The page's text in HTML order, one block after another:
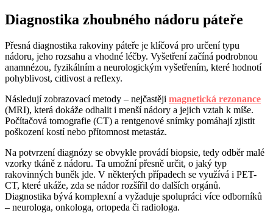
Diagnostika zhoubného nádoru páteře
Přesná diagnostika rakoviny páteře je klíčová pro určení typu
nádoru, jeho rozsahu a vhodné léčby. Vyšetření začíná podrobnou
anamnézou, fyzikálním a neurologickým vyšetřením, které hodnotí
pohyblivost, citlivost a reflexy.
Následují zobrazovací metody – nejčastěji magnetická rezonance
(MRI), která dokáže odhalit i menší nádory a jejich vztah k míše.
Počítačová tomografie (CT) a rentgenové snímky pomáhají zjistit
poškození kostí nebo přítomnost metastáz.
Na potvrzení diagnózy se obvykle provádí biopsie, tedy odběr malé
vzorky tkáně z nádoru. Ta umožní přesně určit, o jaký typ
rakovinných buněk jde. V některých případech se využívá i PET-
CT, které ukáže, zda se nádor rozšířil do dalších orgánů.
Diagnostika bývá komplexní a vyžaduje spolupráci více odborníků
– neurologa, onkologa, ortopeda či radiologa.